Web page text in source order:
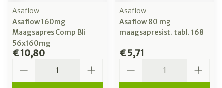
Asaflow
Asaflow 160mg
Maagsapres Comp Bli
56x160mg
€ 10,80
Asaflow
Asaflow 80 mg
maagsapresist. tabl. 168
€ 5,71